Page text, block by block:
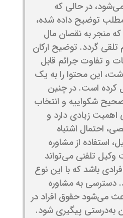
در حالی که
توضیح داده شده،
منجر به نقصان مال
تلقی گردد. توضیح ارکان
و تفاوت جرائم قابل
این محتوا را به یک
کرده است. در چنین
شکواییه و انتخاب
زیادی دارد و
احتمال اشتباه
استفاده از مشاوره
تلفنی می‌تواند
باشد که با این نوع
دسترسی به مشاوره
باعث می‌شود حقوق افراد در
به‌درستی پیگیری شود.